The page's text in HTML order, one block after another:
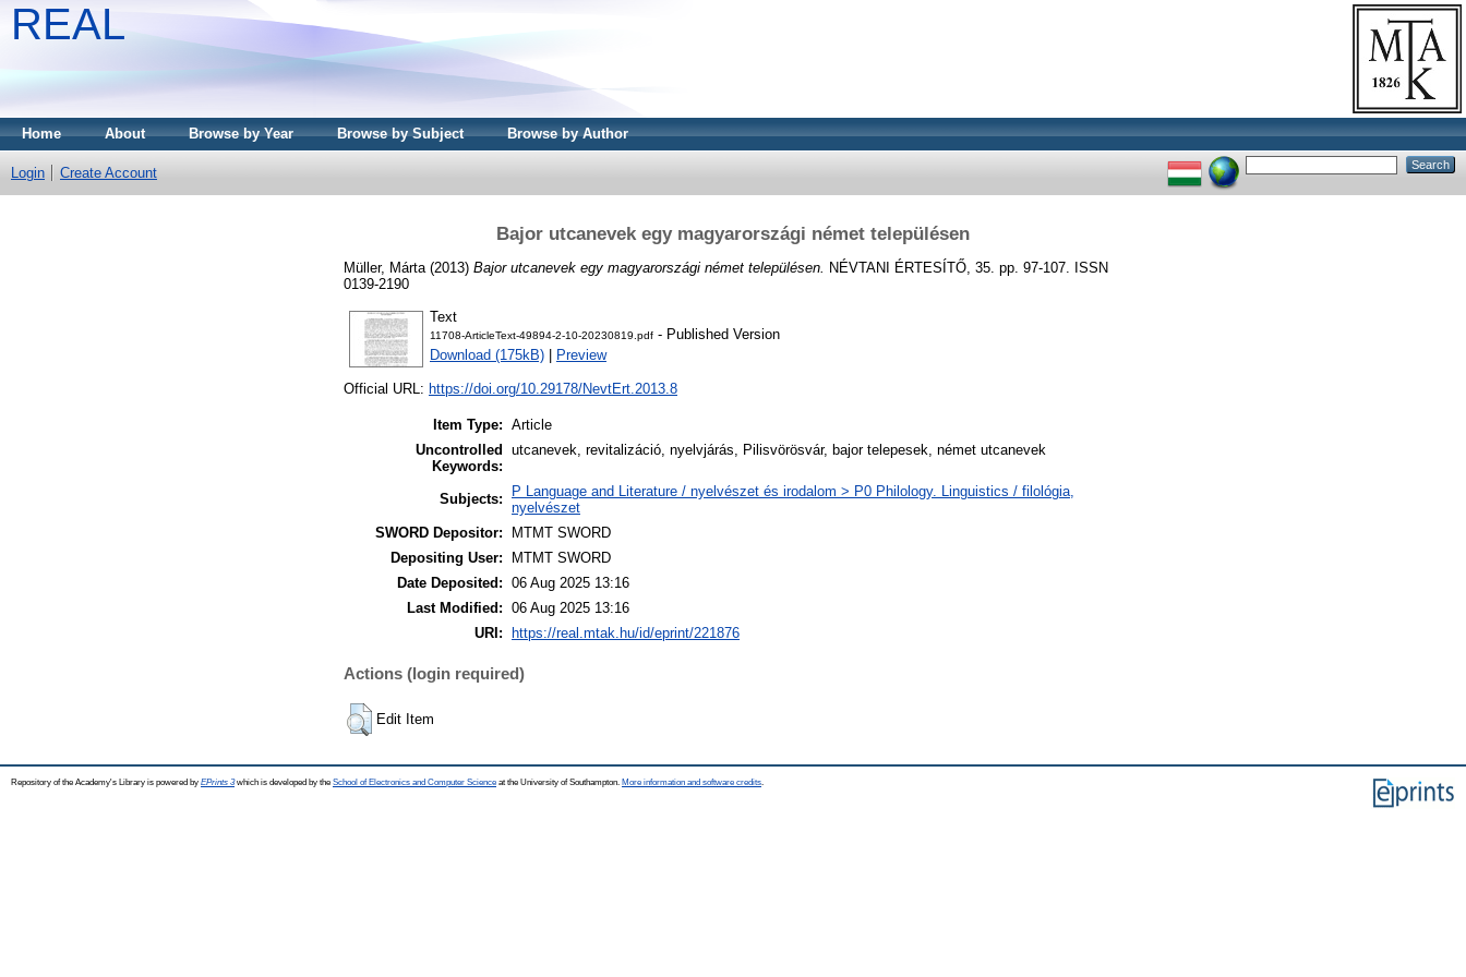
REAL
Home About Browse by Year Browse by Subject Browse by Author
Login Create Account
Bajor utcanevek egy magyarországi német településen
Müller, Márta (2013) Bajor utcanevek egy magyarországi német településen. NÉVTANI ÉRTESÍTŐ, 35. pp. 97-107. ISSN
0139-2190
Text
11708-ArticleText-49894-2-10-20230819.pdf - Published Version
Download (175kB)
Preview
Official URL: https://doi.org/10.29178/NevtErt.2013.8
Item Type: Article
Uncontrolled
Keywords:
utcanevek, revitalizáció, nyelvjárás, Pilisvörösvár, bajor telepesek, német utcanevek
Subjects:
P Language and Literature / nyelvészet és irodalom > P0 Philology. Linguistics / filológia,
nyelvészet
SWORD Depositor:
MTMT SWORD
Depositing User:
MTMT SWORD
Date Deposited: 06 Aug 2025 13:16
Last Modified: 06 Aug 2025 13:16
URI:
https://real.mtak.hu/id/eprint/221876
Actions (login required)
Edit Item
Repository of the Academy's Library is powered by EPrints 3which is developed by the School of Electronics and Computer Science at the University of Southampton. More information and software credits